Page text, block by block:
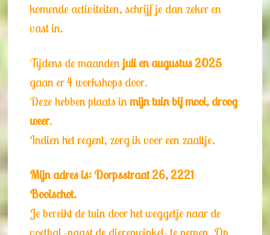
komende activiteiten, schrijf je dan zeker en
vast in.
Tijdens de maanden juli en augustus 2025
gaan er 4 workshops door.
Deze hebben plaats in mijn tuin bij mooi, droog
weer.
Indien het regent, zorg ik voor een zaaltje.
Mijn adres is: Dorpsstraat 26, 2221
Booischot.
Je bereikt de tuin door het weggetje naar de